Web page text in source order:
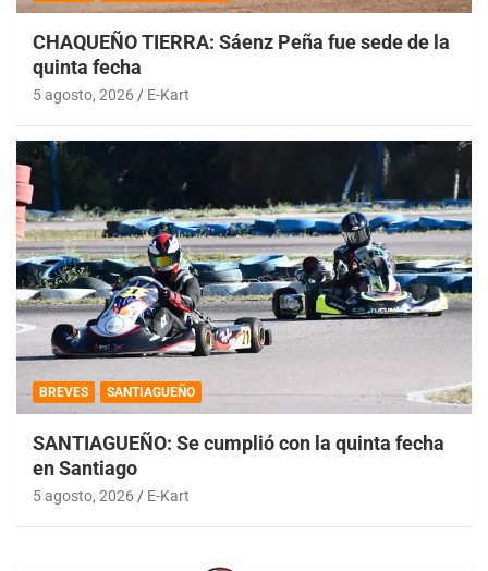
CHAQUEÑO TIERRA: Sáenz Peña fue sede de la
quinta fecha
5 agosto, 2026 E-Kart
BREVES SANTIAGUEÑO
SANTIAGUEÑO: Se cumplió con la quinta fecha
en Santiago
5 agosto, 2026 E-Kart